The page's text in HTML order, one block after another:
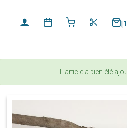
L'article a bien été